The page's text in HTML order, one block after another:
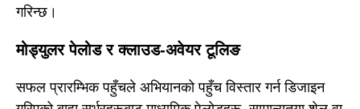
गरिन्छ।
मोड्युलर पेलोड र क्लाउड-अवेयर टूलिङ
सफल प्रारम्भिक पहुँचले अभियानको पहुँच विस्तार गर्न डिजाइन